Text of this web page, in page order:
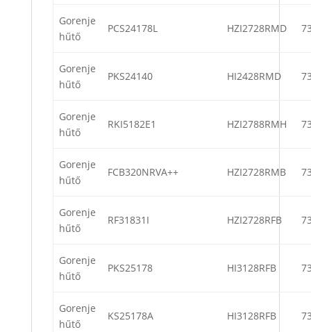
Gorenje
hűtő
PCS24178L HZI2728RMD
Gorenje
hűtő
PKS24140 HI2428RMD
Gorenje
hűtő
RKI5182E1 HZI2788RMH
Gorenje
hűtő
FCB320NRVA++ HZI2728RMB
Gorenje
hűtő
RF31831I HZI2728RFB
Gorenje
hűtő
PKS25178 HI3128RFB
Gorenje
hűtő
KS25178A HI3128RFB